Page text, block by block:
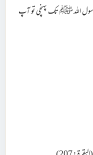
اللہ ﷺ تک پہنچی تو آپ